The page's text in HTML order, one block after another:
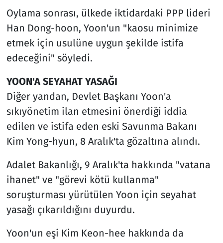
Oylama sonrası, ülkede iktidardaki PPP lideri
Han Dong-hoon, Yoon'un "kaosu minimize
etmek için usulüne uygun şekilde istifa
edeceğini" söyledi.
YOON'A SEYAHAT YASAĞI
Diğer yandan, Devlet Başkanı Yoon'a
sıkıyönetim ilan etmesini önerdiği iddia
edilen ve istifa eden eski Savunma Bakanı
Kim Yong-hyun, 8 Aralık'ta gözaltına alındı.
Adalet Bakanlığı, 9 Aralık'ta hakkında "vatana
ihanet" ve "görevi kötü kullanma"
soruşturması yürütülen Yoon için seyahat
yasağı çıkarıldığını duyurdu.
Yoon'un eşi Kim Keon-hee hakkında da